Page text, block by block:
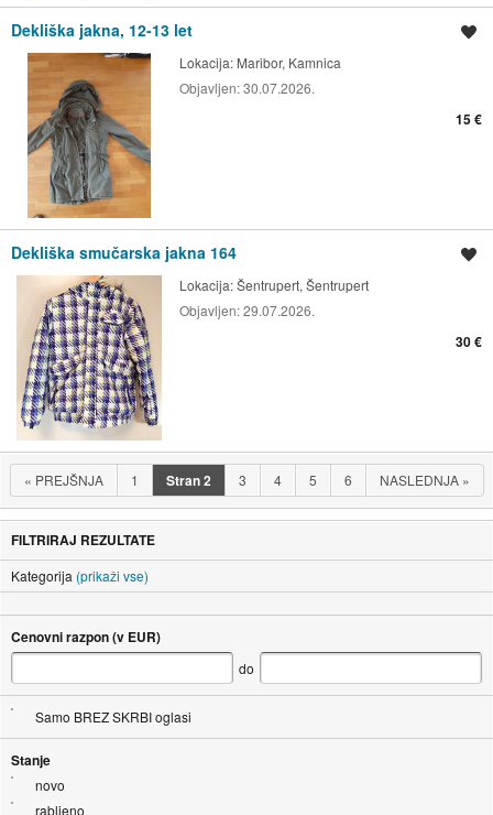
Dekliška jakna, 12-13 let
Lokacija: Maribor, Kamnica
Objavljen:30.07.2026.
15 €
Dekliška smučarska jakna 164
Lokacija:Šentrupert, Šentrupert
Objavljen:29.07.2026.
30 €
« PREJŠNJA 1 Stran2 3 4 5 6 NASLEDNJA »
FILTRIRAJ REZULTATE
Kategorija (prikaži vse)
Cenovni razpon (v EUR)
do
Samo BREZ SKRBI oglasi
Stanje
novo
rabljeno